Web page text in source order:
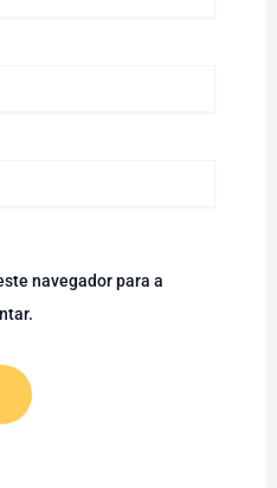
navegador para a